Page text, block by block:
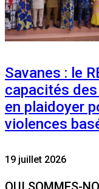
Savanes : le
capacités
en plaidoyer
violences
19 juillet 2026